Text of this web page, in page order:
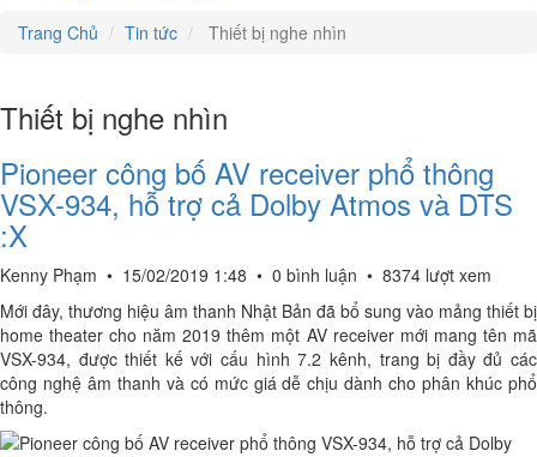
Trang Chủ
Tin tức Thiết bị nghe nhìn
Thiết bị nghe nhìn
Pioneer công bố AV receiver phổ thông
VSX-934, hỗ trợ cả Dolby Atmos và DTS
:X
Kenny Phạm • 15/02/2019 1:48 • 0 bình luận • 8374 lượt xem
Mới đây, thương hiệu âm thanh Nhật Bản đã bổ sung vào mảng thiết bị
home theater cho năm 2019 thêm một AV receiver mới mang tên mã
VSX-934, được thiết kế với cấu hình 7.2 kênh, trang bị đầy đủ các
công nghệ âm thanh và có mức giá dễ chịu dành cho phân khúc phổ
thông.